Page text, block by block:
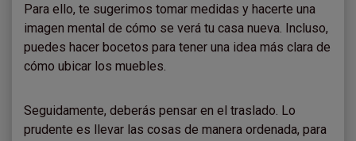
Para ello, te sugerimos tomar medidas y hacerte una
imagen mental de cómo se verá tu casa nueva. Incluso,
puedes hacer bocetos para tener una idea más clara de
cómo ubicar los muebles.
Seguidamente, deberás pensar en el traslado. Lo
prudente es llevar las cosas de manera ordenada, para